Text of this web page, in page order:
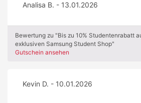
Analisa B. - 13.01.2026
Bewertung zu "Bis zu 10% Studentenrabatt
exklusiven Samsung Student Shop"
Gutschein ansehen
Kevin D. - 10.01.2026